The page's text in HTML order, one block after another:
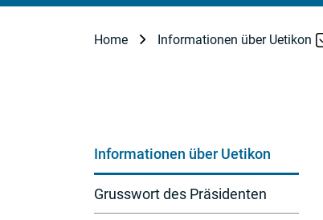
Home Informationen über Uetikon
Subnavigation
Informationen über Uetikon
Grusswort des Präsidenten